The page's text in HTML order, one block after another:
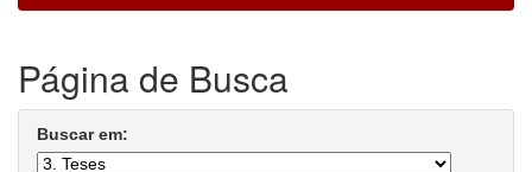
Página de Busca
Buscar em: